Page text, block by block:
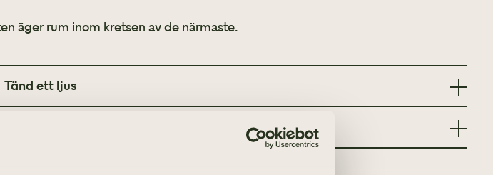
äger rum inom kretsen av de närmaste.
Tänd ett ljus